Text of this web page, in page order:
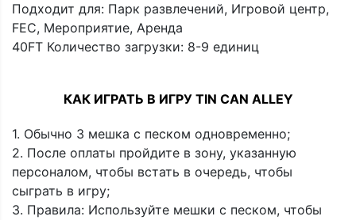
Подходит для: Парк развлечений, Игровой центр,
FEC, Мероприятие, Аренда
40FT Количество загрузки: 8-9 единиц
КАК ИГРАТЬ В ИГРУ TIN CAN ALLEY
1. Обычно 3 мешка с песком одновременно;
2. После оплаты пройдите в зону, указанную
персоналом, чтобы встать в очередь, чтобы
сыграть в игру;
3. Правила: Используйте мешки с песком, чтобы